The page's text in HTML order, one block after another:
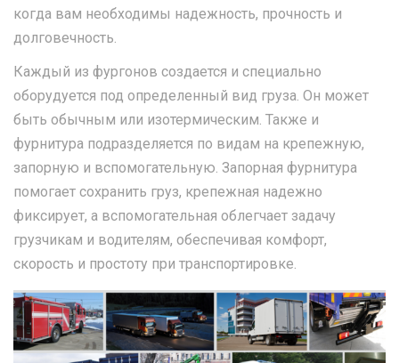
когда вам необходимы надежность, прочность и
долговечность.
Каждый из фургонов создается и специально
оборудуется под определенный вид груза. Он может
быть обычным или изотермическим. Также и
фурнитура подразделяется по видам на крепежную,
запорную и вспомогательную. Запорная фурнитура
помогает сохранить груз, крепежная надежно
фиксирует, а вспомогательная облегчает задачу
грузчикам и водителям, обеспечивая комфорт,
скорость и простоту при транспортировке.